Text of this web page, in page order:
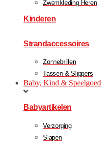
Zwemkleding Heren
Kinderen
Strandaccessoires
Zonnebrillen
Tassen & Slippers
Baby, Kind & Speelgoed
Babyartikelen
Verzorging
Slapen